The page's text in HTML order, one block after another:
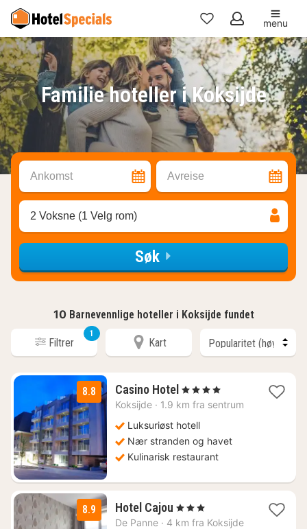
Mine
favoritter
menu
Familie hoteller i Koksijde
Ankomst Avreise
2 Voksne (1 Velg rom)
Søk
10 Barnevennlige hoteller i Koksijde fundet
Filtrer
1
Kart
8.8 Casino Hotel 1
natt
1595
kr.
, 4 Stjerner
Koksijde · 1.9 km fra sentrum
Luksuriøst hotell
Nær stranden og havet
Kulinarisk restaurant
8.9 Hotel Cajou 1
natt
, 3 Stjerner
De Panne · 4 km fra Koksijde